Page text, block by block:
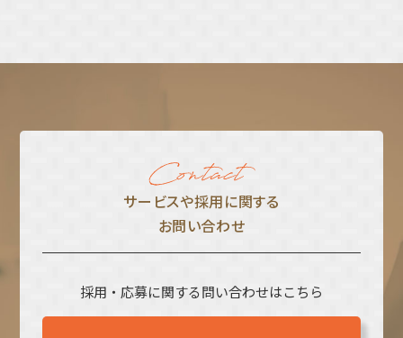
サービスや採⽤に関する
お問い合わせ
採用・応募に関する問い合わせはこちら